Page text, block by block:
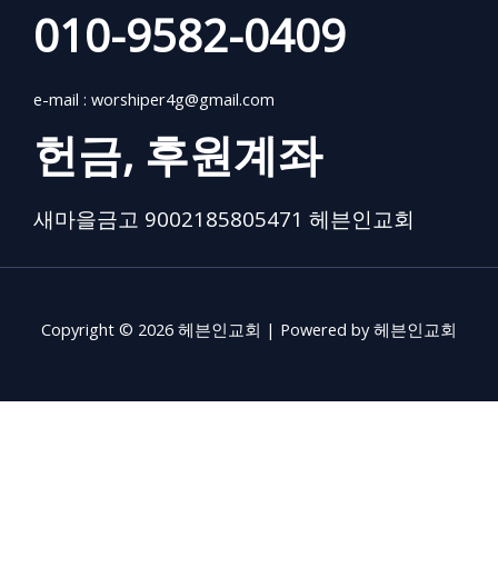
010-9582-0409
e-mail : worshiper4g@gmail.com
헌금, 후원계좌
새마을금고 9002185805471 헤븐인교회
Copyright © 2026 헤븐인교회 | Powered by 헤븐인교회